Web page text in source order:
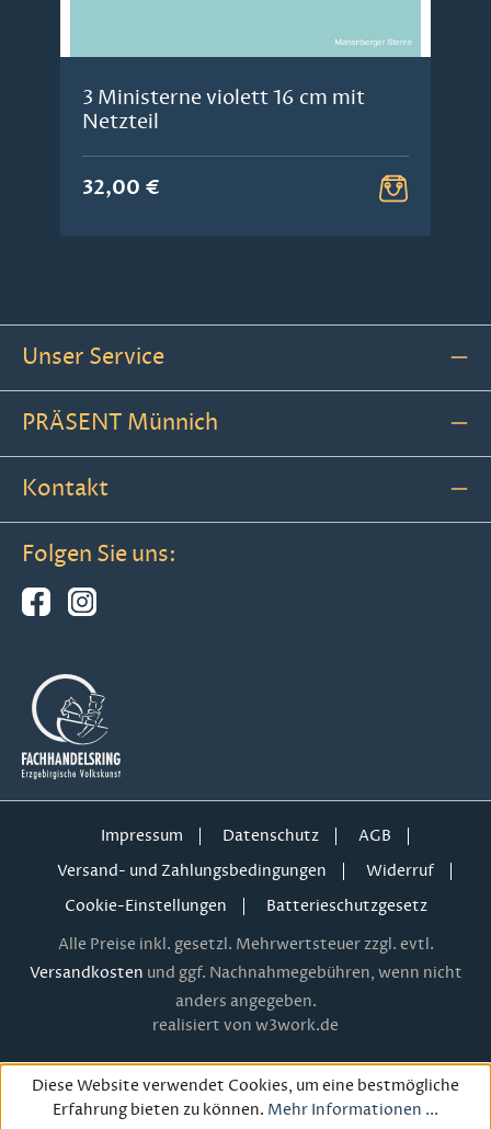
3 Ministerne violett 16 cm mit
Netzteil
32,00 €
Unser Service
PRÄSENT Münnich
Kontakt
Folgen Sie uns:
Impressum Datenschutz
AGB
Versand- und Zahlungsbedingungen
Widerruf
Cookie-Einstellungen
Batterieschutzgesetz
Alle Preise inkl. gesetzl. Mehrwertsteuer zzgl. evtl.
Versandkosten und ggf. Nachnahmegebühren, wenn nicht
anders angegeben.
realisiert von w3work.de
Diese Website verwendet Cookies, um eine bestmögliche
Erfahrung bieten zu können. Mehr Informationen ...